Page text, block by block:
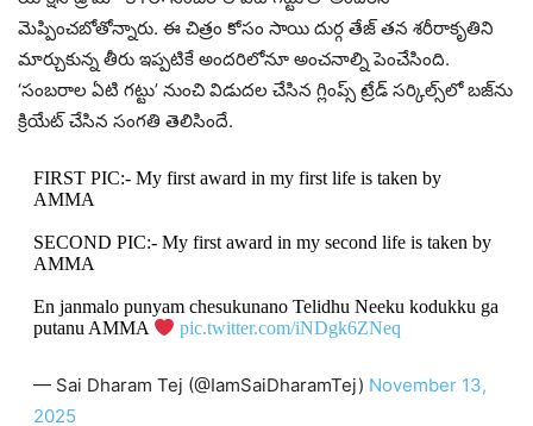
మెప్పించబోతోన్నారు. ఈ చిత్రం కోసం సాయి దుర్గ తేజ్ తన శరీరాకృతిని
మార్చుకున్న తీరు ఇప్పటికే అందరిలోనూ అంచనాల్ని పెంచేసింది.
‘సంబరాల ఏటి గట్టు’ నుంచి విడుదల చేసిన గ్లింప్స్ ట్రేడ్ సర్కిల్స్‌లో బజ్‌ను
క్రియేట్ చేసిన సంగతి తెలిసిందే.
FIRST PIC:- My first award in my first life is taken by
AMMA
SECOND PIC:- My first award in my second life is taken by
AMMA
En janmalo punyam chesukunano Telidhu Neeku kodukku ga
putanu AMMA
pic.twitter.com/iNDgk6ZNeq
— Sai Dharam Tej (@IamSaiDharamTej) November 13,
2025